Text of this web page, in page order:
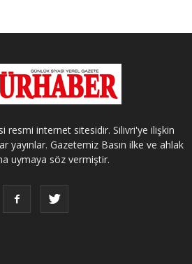
resmi internet sitesidir. Silivri'ye ilişkin
yayınlar. Gazetemiz Basın ilke ve ahlak
uymaya söz vermiştir.